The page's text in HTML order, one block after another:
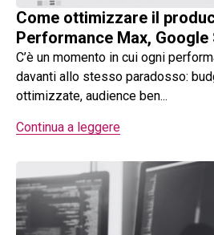
Come ottimizzare il
Performance Max, Google
C’è un momento in cui ogni
davanti allo stesso paradosso:
ottimizzate, audience ben...
Continua a leggere